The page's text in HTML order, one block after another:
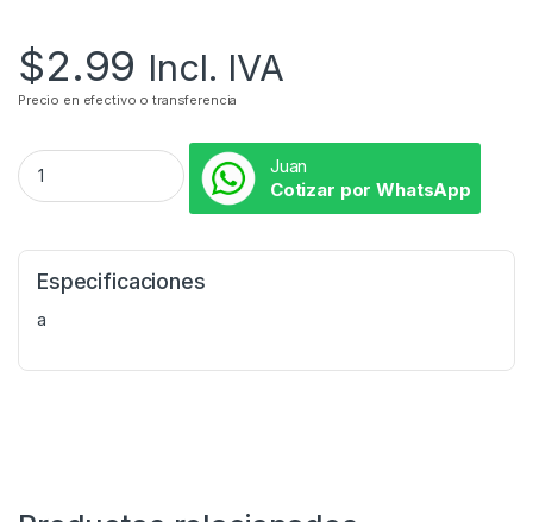
$2.99 Incl. IVA
Precio en efectivo o transferencia
Juan
Cotizar por WhatsApp
Especificaciones
a